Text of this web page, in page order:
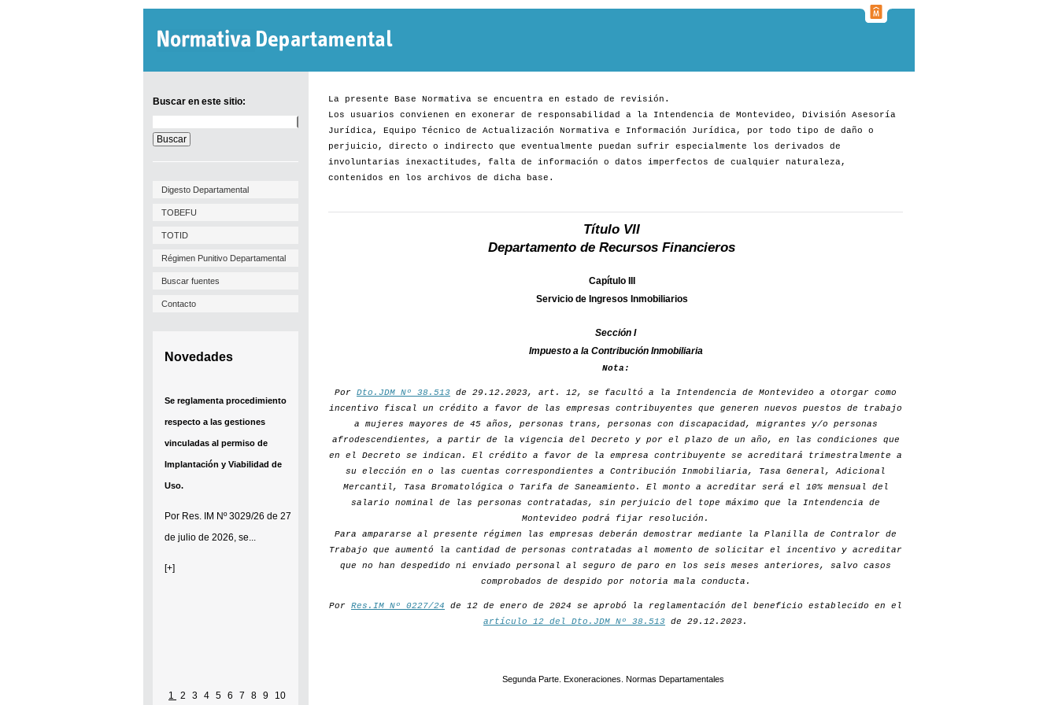
Buscar en este sitio:
en
este
sitio:
Digesto Departamental
TOBEFU
TOTID
Régimen Punitivo Departamental
Buscar fuentes
Contacto
Novedades
Se reglamenta procedimiento
respecto a las gestiones
vinculadas al permiso de
Implantación y Viabilidad de
Uso.
Por Res. IM Nº 3029/26 de 27
de julio de 2026, se...
[+]
1 2 3 4 5 6 7 8 9 10
La presente Base Normativa se encuentra en estado de revisión.
Los usuarios convienen en exonerar de responsabilidad a la Intendencia de Montevideo, División Asesoría
Jurídica, Equipo Técnico de Actualización Normativa e Información Jurídica, por todo tipo de daño o
perjuicio, directo o indirecto que eventualmente puedan sufrir especialmente los derivados de
involuntarias inexactitudes, falta de información o datos imperfectos de cualquier naturaleza,
contenidos en los archivos de dicha base.
Título VII
Departamento de Recursos Financieros
Capítulo III
Servicio de Ingresos Inmobiliarios
Sección I
Impuesto a la Contribución Inmobiliaria
Nota:
Por Dto.JDM Nº 38.513 de 29.12.2023, art. 12, se facultó a la Intendencia de Montevideo a otorgar como
incentivo fiscal un crédito a favor de las empresas contribuyentes que generen nuevos puestos de trabajo
a mujeres mayores de 45 años, personas trans, personas con discapacidad, migrantes y/o personas
afrodescendientes, a partir de la vigencia del Decreto y por el plazo de un año, en las condiciones que
en el Decreto se indican. El crédito a favor de la empresa contribuyente se acreditará trimestralmente a
su elección en o las cuentas correspondientes a Contribución Inmobiliaria, Tasa General, Adicional
Mercantil, Tasa Bromatológica o Tarifa de Saneamiento. El monto a acreditar será el 10% mensual del
salario nominal de las personas contratadas, sin perjuicio del tope máximo que la Intendencia de
Montevideo podrá fijar resolución.
Para ampararse al presente régimen las empresas deberán demostrar mediante la Planilla de Contralor de
Trabajo que aumentó la cantidad de personas contratadas al momento de solicitar el incentivo y acreditar
que no han despedido ni enviado personal al seguro de paro en los seis meses anteriores, salvo casos
comprobados de despido por notoria mala conducta.
Por Res.IM Nº 0227/24 de 12 de enero de 2024 se aprobó la reglamentación del beneficio establecido en el
artículo 12 del Dto.JDM Nº 38.513 de 29.12.2023.
Segunda Parte. Exoneraciones. Normas Departamentales